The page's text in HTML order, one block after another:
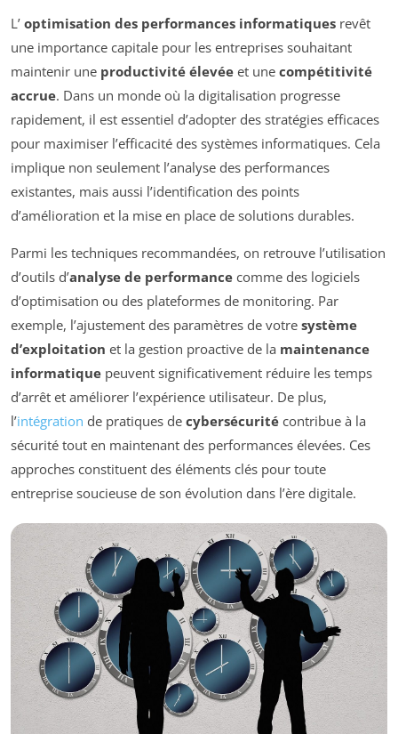
L’ optimisation des performances informatiques revêt
une importance capitale pour les entreprises souhaitant
maintenir une productivité élevée et une compétitivité
accrue. Dans un monde où la digitalisation progresse
rapidement, il est essentiel d’adopter des stratégies efficaces
pour maximiser l’efficacité des systèmes informatiques. Cela
implique non seulement l’analyse des performances
existantes, mais aussi l’identification des points
d’amélioration et la mise en place de solutions durables.
Parmi les techniques recommandées, on retrouve l’utilisation
d’outils d’analyse de performance comme des logiciels
d’optimisation ou des plateformes de monitoring. Par
exemple, l’ajustement des paramètres de votre système
d’exploitation et la gestion proactive de la maintenance
informatique peuvent significativement réduire les temps
d’arrêt et améliorer l’expérience utilisateur. De plus,
l’intégration de pratiques de cybersécurité contribue à la
sécurité tout en maintenant des performances élevées. Ces
approches constituent des éléments clés pour toute
entreprise soucieuse de son évolution dans l’ère digitale.